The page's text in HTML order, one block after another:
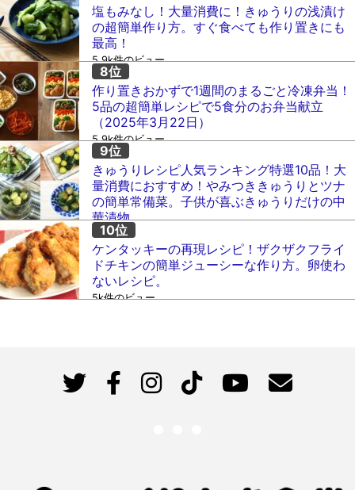
塩もみなし！大量消費に！きゅうりの浅漬け
の超簡単作り方。すぐ食べても作り置きにも
最高！
5.9k件のビュー
作り置きおかずで1週間のまるごと冷凍弁当！
5品の超簡単レシピで5食分のお弁当献立
（2025年3月22日）
5.9k件のビュー
きゅうりレシピ人気ランキング特選10品！大
量消費におすすめ！やみつききゅうりとツナ
の簡単常備菜。子供が喜ぶきゅうりだけの中
華漬物。
5.1k件のビュー
ケンタッキーの再現レシピ！ザクザクフライ
ドチキンの簡単ジューシーな作り方。卵使わ
ないレシピ。
5k件のビュー